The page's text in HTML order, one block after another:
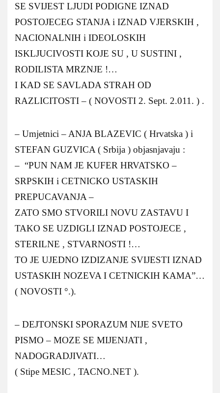
SE SVIJEST LJUDI PODIGNE IZNAD
POSTOJECEG STANJA i IZNAD VJERSKIH ,
NACIONALNIH i IDEOLOSKIH
ISKLJUCIVOSTI KOJE SU , U SUSTINI ,
RODILISTA MRZNJE !…
I KAD SE SAVLADA STRAH OD
RAZLICITOSTI – ( NOVOSTI 2. Sept. 2.011. ) .
– Umjetnici – ANJA BLAZEVIC ( Hrvatska ) i
STEFAN GUZVICA ( Srbija ) objasnjavaju :
– “PUN NAM JE KUFER HRVATSKO –
SRPSKIH i CETNICKO USTASKIH
PREPUCAVANJA –
ZATO SMO STVORILI NOVU ZASTAVU I
TAKO SE UZDIGLI IZNAD POSTOJECE ,
STERILNE , STVARNOSTI !…
TO JE UJEDNO IZDIZANJE SVIJESTI IZNAD
USTASKIH NOZEVA I CETNICKIH KAMA”…
( NOVOSTI °.).
– DEJTONSKI SPORAZUM NIJE SVETO
PISMO – MOZE SE MIJENJATI ,
NADOGRADJIVATI…
( Stipe MESIC , TACNO.NET ).